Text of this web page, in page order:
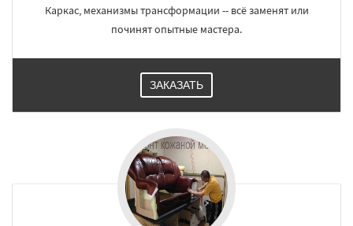
Каркас, механизмы трансформации -- всё заменят или
починят опытные мастера.
ЗАКАЗАТЬ